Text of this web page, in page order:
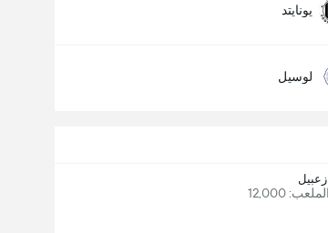
يونايتد
لوسيل
12,000